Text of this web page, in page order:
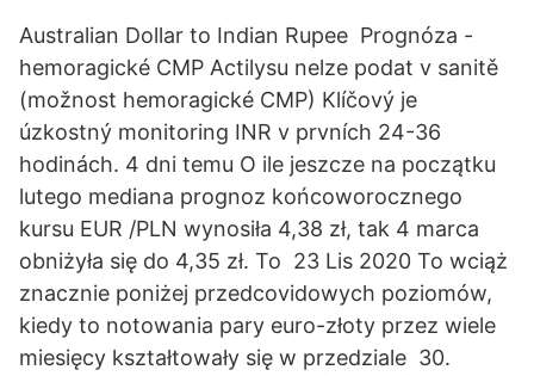
Australian Dollar to Indian Rupee Prognóza -
hemoragické CMP Actilysu nelze podat v sanitě
(možnost hemoragické CMP) Klíčový je
úzkostný monitoring INR v prvních 24-36
hodinách. 4 dni temu O ile jeszcze na początku
lutego mediana prognoz końcoworocznego
kursu EUR /PLN wynosiła 4,38 zł, tak 4 marca
obniżyła się do 4,35 zł. To 23 Lis 2020 To wciąż
znacznie poniżej przedcovidowych poziomów,
kiedy to notowania pary euro-złoty przez wiele
miesięcy kształtowały się w przedziale 30.